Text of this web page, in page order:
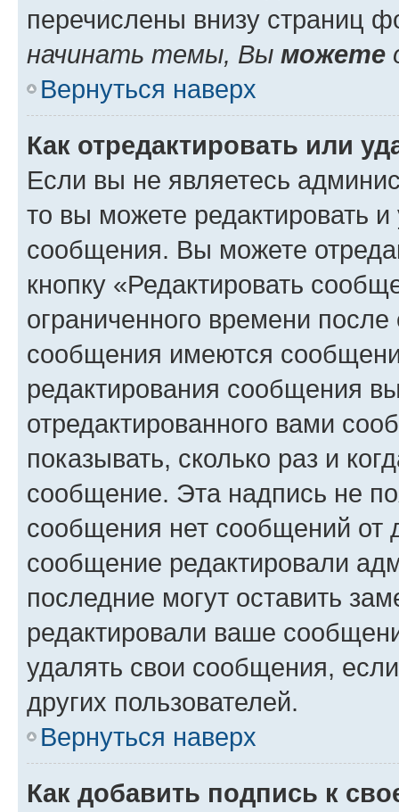
перечислены внизу страниц
начинать темы, Вы можете
Вернуться наверх
Как отредактировать или
Если вы не являетесь
то вы можете редактировать
сообщения. Вы можете
кнопку «Редактировать
ограниченного времени
сообщения имеются
редактирования сообщения
отредактированного вами
показывать, сколько раз и
сообщение. Эта надпись не
сообщения нет сообщений от
сообщение редактировали
последние могут оставить
редактировали ваше
удалять свои сообщения,
других пользователей.
Вернуться наверх
Как добавить подпись к